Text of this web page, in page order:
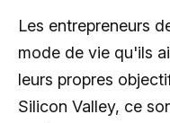
Les entrepreneurs
mode de vie qu'ils
leurs propres
Silicon Valley, ce